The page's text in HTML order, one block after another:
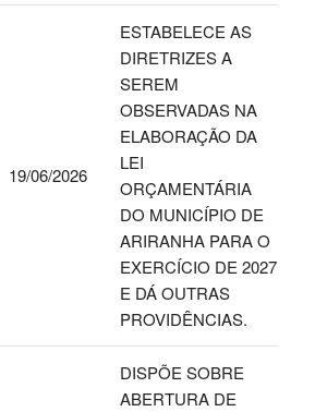
19/06/2026
ESTABELECE AS
DIRETRIZES A
SEREM
OBSERVADAS NA
ELABORAÇÃO DA
LEI
ORÇAMENTÁRIA
DO MUNICÍPIO DE
ARIRANHA PARA O
EXERCÍCIO DE 2027
E DÁ OUTRAS
PROVIDÊNCIAS.
DISPÕE SOBRE
ABERTURA DE